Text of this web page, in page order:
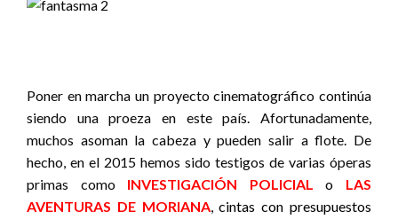
Poner en marcha un proyecto cinematográfico continúa
siendo una proeza en este país. Afortunadamente,
muchos asoman la cabeza y pueden salir a flote. De
hecho, en el 2015 hemos sido testigos de varias óperas
primas como INVESTIGACIÓN POLICIAL o LAS
AVENTURAS DE MORIANA, cintas con presupuestos